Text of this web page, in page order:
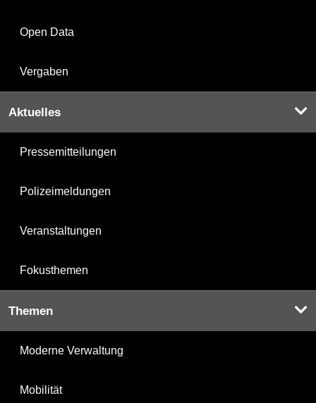
Open Data
Vergaben
Aktuelles
Pressemitteilungen
Polizeimeldungen
Veranstaltungen
Fokusthemen
Themen
Moderne Verwaltung
Mobilität